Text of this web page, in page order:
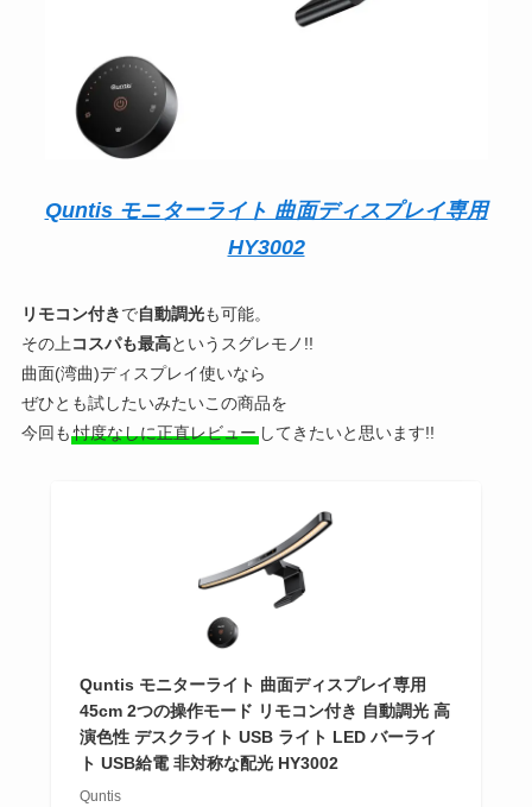
Quntis モニターライト 曲面ディスプレイ専用
HY3002
リモコン付きで自動調光も可能。
その上 コスパも最高というスグレモノ!!
曲面(湾曲)ディスプレイ使いなら
ぜひとも試したいみたいこの商品を
今回も 忖度なしに正直レビューしてきたいと思います!!
Quntis モニターライト 曲面ディスプレイ専用
45cm 2つの操作モード リモコン付き 自動調光 高
演色性 デスクライト USB ライト LED バーライ
ト USB給電 非対称な配光 HY3002
Quntis